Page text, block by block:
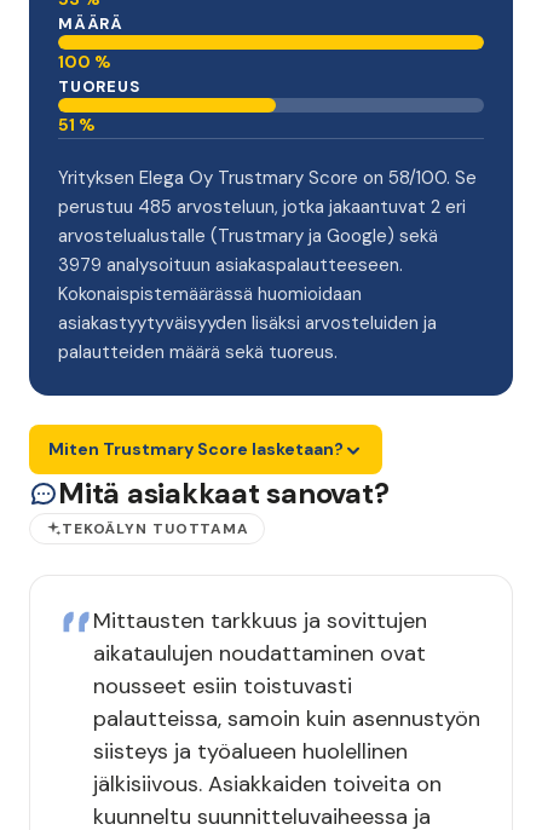
MÄÄRÄ
100 %
TUOREUS
51 %
Yrityksen Elega Oy Trustmary Score on 58/100. Se
perustuu 485 arvosteluun, jotka jakaantuvat 2 eri
arvostelualustalle (Trustmary ja Google) sekä
3979 analysoituun asiakaspalautteeseen.
Kokonaispistemäärässä huomioidaan
asiakastyytyväisyyden lisäksi arvosteluiden ja
palautteiden määrä sekä tuoreus.
Miten Trustmary Score lasketaan?
Mitä asiakkaat sanovat?
TEKOÄLYN TUOTTAMA
Mittausten tarkkuus ja sovittujen
aikataulujen noudattaminen ovat
nousseet esiin toistuvasti
palautteissa, samoin kuin asennustyön
siisteys ja työalueen huolellinen
jälkisiivous. Asiakkaiden toiveita on
kuunneltu suunnitteluvaiheessa ja